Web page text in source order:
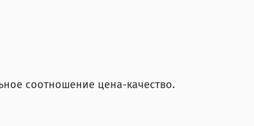
соотношение цена-качество.